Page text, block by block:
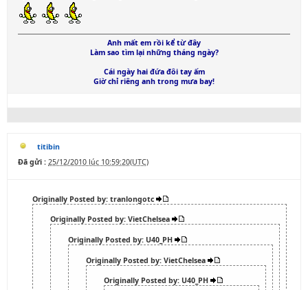
Anh mất em rồi kể từ đây
Làm sao tìm lại những tháng ngày?
Cái ngày hai đứa đôi tay ấm
Giờ chỉ riêng anh trong mưa bay!
titibin
Đã gửi : 25/12/2010 lúc 10:59:20(UTC)
Originally Posted by: tranlongotc
Originally Posted by: VietChelsea
Originally Posted by: U40_PH
Originally Posted by: VietChelsea
Originally Posted by: U40_PH